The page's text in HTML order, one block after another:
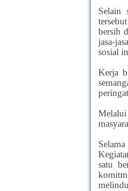
Selain
bersih
jasa-
sosial
Kerja
Melalui
satu